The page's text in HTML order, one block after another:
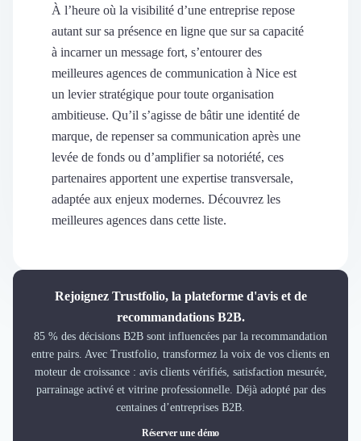
Suivi du ROI
Voir tous nos avis clients
Découvrir le média
Demander une démo
Connexion
Cabinet de Recrutement
Teambuilding
Marque Employeur
Conseil en Management et Organisation
Gestion paie
Qualité de Vie au Travail (QVT)
Portage Salarial
Responsabilité Sociétale des Entreprises (RSE)
Marketplace de freelance
À l’heure où la visibilité d’une entreprise repose
autant sur sa présence en ligne que sur sa capacité
à incarner un message fort, s’entourer des
meilleures agences de communication à Nice est
un levier stratégique pour toute organisation
ambitieuse. Qu’il s’agisse de bâtir une identité de
marque, de repenser sa communication après une
levée de fonds ou d’amplifier sa notoriété, ces
partenaires apportent une expertise transversale,
adaptée aux enjeux modernes. Découvrez les
meilleures agences dans cette liste.
Rejoignez Trustfolio, la plateforme d'avis et de
recommandations B2B.
85 % des décisions B2B sont influencées par la recommandation
entre pairs. Avec Trustfolio, transformez la voix de vos clients en
moteur de croissance : avis clients vérifiés, satisfaction mesurée,
parrainage activé et vitrine professionnelle. Déjà adopté par des
centaines d’entreprises B2B.
Réserver une démo